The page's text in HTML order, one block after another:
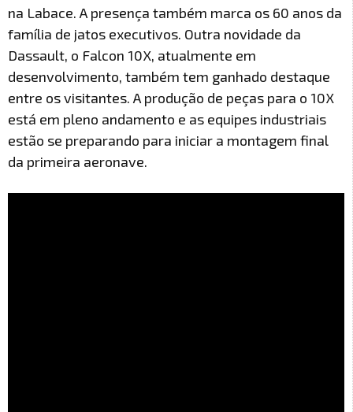
na Labace. A presença também marca os 60 anos da
família de jatos executivos. Outra novidade da
Dassault, o Falcon 10X, atualmente em
desenvolvimento, também tem ganhado destaque
entre os visitantes. A produção de peças para o 10X
está em pleno andamento e as equipes industriais
estão se preparando para iniciar a montagem final
da primeira aeronave.